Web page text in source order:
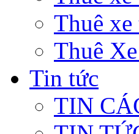
Thuê xe
Thuê
Tin tức
TIN